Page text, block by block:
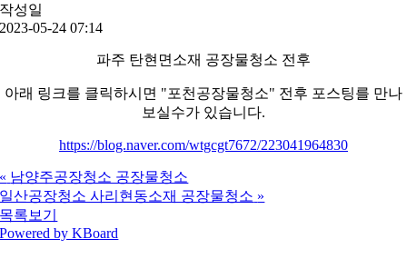
작성일
2023-05-24 07:14
파주 탄현면소재 공장물청소 전후
아래 링크를 클릭하시면 "포천공장물청소" 전후 포스팅를 만나
보실수가 있습니다.
https://blog.naver.com/wtgcgt7672/223041964830
« 남양주공장청소 공장물청소
일산공장청소 사리현동소재 공장물청소 »
목록보기
Powered by KBoard